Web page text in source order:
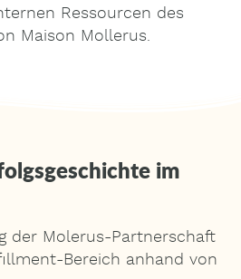
Ressourcen des
Maison Mollerus.
im
der Molerus-Partnerschaft
Bereich anhand von